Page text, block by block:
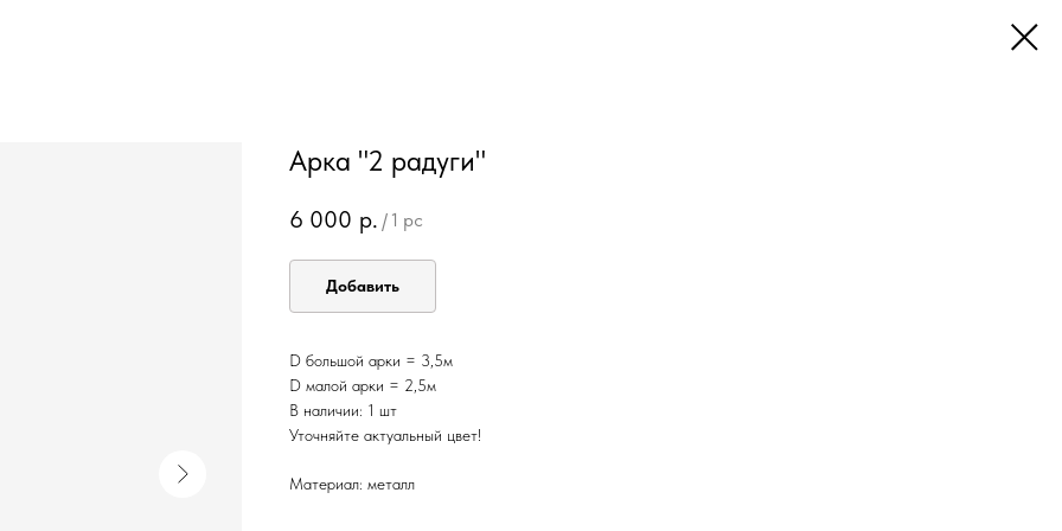
Арка "2 радуги"
6 000 р. / 1 pc
Добавить
D большой арки = 3,5м
D малой арки = 2,5м
В наличии: 1 шт
Уточняйте актуальный цвет!
Материал: металл